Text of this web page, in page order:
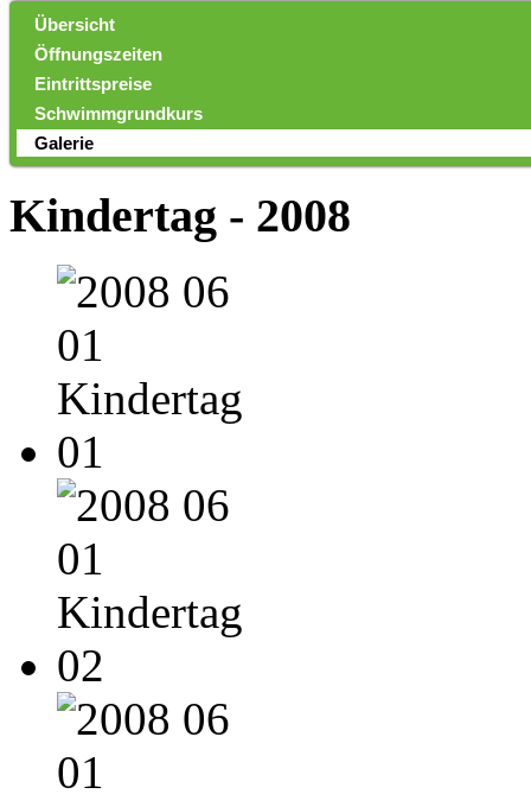
Übersicht
Öffnungszeiten
Eintrittspreise
Schwimmgrundkurs
Galerie
Kindertag - 2008